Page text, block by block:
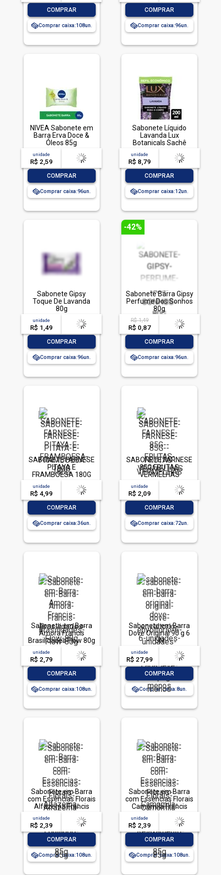
COMPRAR
Comprar caixa:108
COMPRAR
Comprar caixa:96
NIVEA Sabonete em
Barra Erva Doce &
Óleos 85g
unidade
R$ 2,59
acima de
-- --,--un.
COMPRAR
Comprar caixa:96
Sabonete Líquido
Lavanda Lux
Botanicals Sachê
200ml Refil
Econômico
unidade
R$ 8,79
acima de
-- --,--un.
COMPRAR
Comprar caixa:12
Sabonete Gipsy
Toque De Lavanda
80g
unidade
R$ 1,49
acima de
-- --,--un.
COMPRAR
Comprar caixa:96
-42%
Sabonete Barra Gipsy
Perfume Dos Sonhos
80g
R$ 1,49
R$ 0,87
acima de
-- --,--un.
COMPRAR
Comprar caixa:96
SABONETE FARNESE
PITAYA E
FRAMBOESA 180G
unidade
R$ 4,99
acima de
-- --,--un.
COMPRAR
Comprar caixa:36
SABONETE FARNESE
85G FRUTAS
VERMELHAS
unidade
R$ 2,09
acima de
-- --,--un.
COMPRAR
Comprar caixa:72
Sabonete em Barra
Amora Francis
Brasilidades Flow 80g
unidade
R$ 2,79
acima de
-- --,--un.
COMPRAR
Comprar caixa:108
Sabonete em Barra
Dove Original 90 g 6
UN
unidade
R$ 27,99
acima de
-- --,--un.
COMPRAR
Comprar caixa:8
Sabonete em Barra
com Essências Florais
Alfazema Francis
Equilíbrio Envoltório
unidade
R$ 2,39
acima de
-- --,--un.
COMPRAR
Comprar caixa:108
Sabonete em Barra
com Essências Florais
Camomila Francis
Relaxamento
Envoltório 85g
unidade
R$ 2,39
acima de
-- --,--un.
COMPRAR
Comprar caixa:108